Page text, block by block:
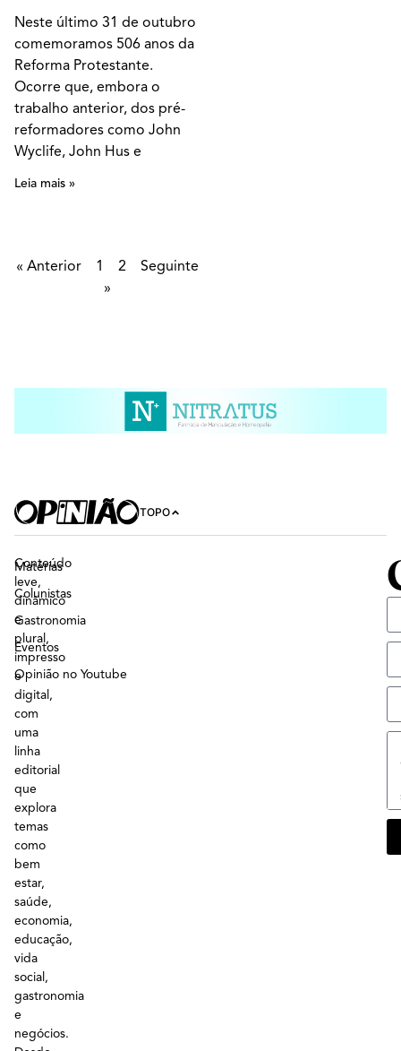
Neste último 31 de outubro
comemoramos 506 anos da
Reforma Protestante.
Ocorre que, embora o
trabalho anterior, dos pré-
reformadores como John
Wyclife, John Hus e
Leia mais »
« Anterior 1 2
Seguinte
»
TOPO
Conteúdo
leve,
dinâmico
e
plural,
impresso
e
digital,
com
uma
linha
editorial
que
explora
temas
como
bem
estar,
saúde,
economia,
educação,
vida
social,
gastronomia
e
negócios.
Matérias
Colunistas
Gastronomia
Eventos
Opinião no Youtube